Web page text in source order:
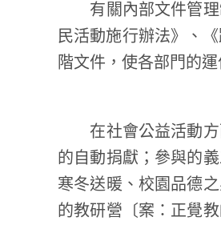
有關內部文件管理
民活動施行辦法》、
階文件，使各部門的
在社會公益活動方
的自動捐獻；參與的
寒冬送暖、校園品德
的教研營〔案：正覺